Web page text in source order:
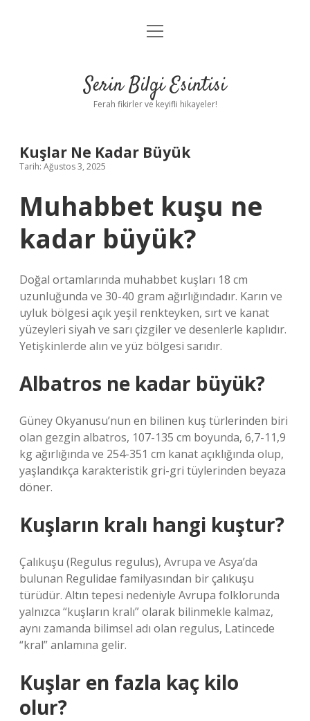
Anasayfa
Yasal Uyarı
menüyü
Serin Bilgi Esintisi
Ferah fikirler ve keyifli hikayeler!
Kuşlar Ne Kadar Büyük
Tarih: Ağustos 3, 2025
Muhabbet kuşu ne
kadar büyük?
Doğal ortamlarında muhabbet kuşları 18 cm
uzunluğunda ve 30-40 gram ağırlığındadır. Karın ve
uyluk bölgesi açık yeşil renkteyken, sırt ve kanat
yüzeyleri siyah ve sarı çizgiler ve desenlerle kaplıdır.
Yetişkinlerde alın ve yüz bölgesi sarıdır.
Albatros ne kadar büyük?
Güney Okyanusu’nun en bilinen kuş türlerinden biri
olan gezgin albatros, 107-135 cm boyunda, 6,7-11,9
kg ağırlığında ve 254-351 cm kanat açıklığında olup,
yaşlandıkça karakteristik gri-gri tüylerinden beyaza
döner.
Kuşların kralı hangi kuştur?
Çalıkuşu (Regulus regulus), Avrupa ve Asya’da
bulunan Regulidae familyasından bir çalıkuşu
türüdür. Altın tepesi nedeniyle Avrupa folklorunda
yalnızca “kuşların kralı” olarak bilinmekle kalmaz,
aynı zamanda bilimsel adı olan regulus, Latincede
“kral” anlamına gelir.
Kuşlar en fazla kaç kilo
olur?